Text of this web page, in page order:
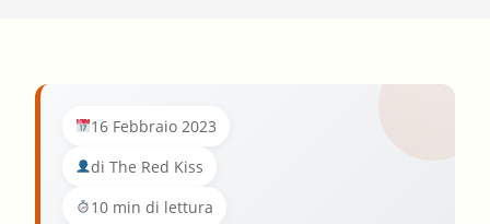
16 Febbraio 2023
di The Red Kiss
10 min di lettura